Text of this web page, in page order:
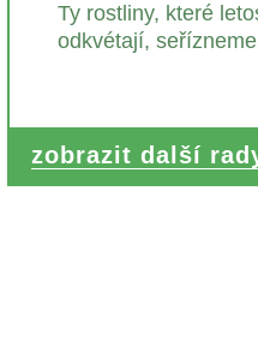
Ty rostliny, které
odkvétají,
zobrazit další